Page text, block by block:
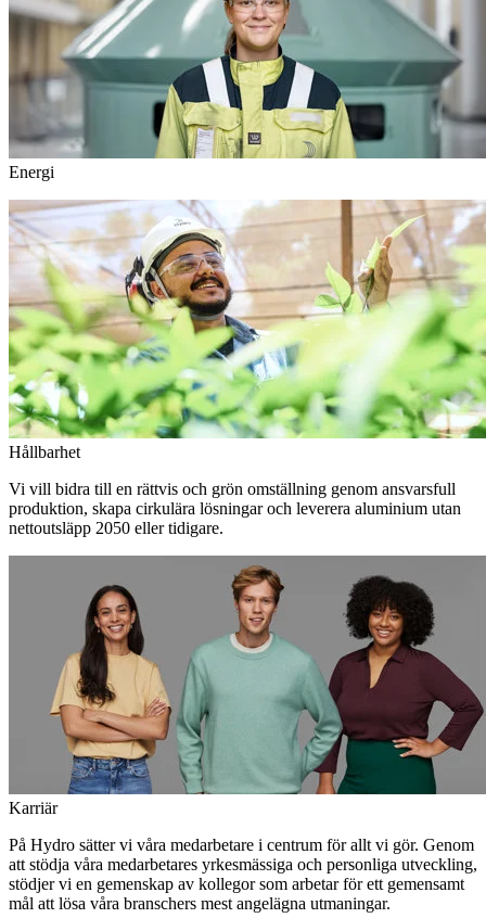
Energi
Hållbarhet
Vi vill bidra till en rättvis och grön omställning genom ansvarsfull
produktion, skapa cirkulära lösningar och leverera aluminium utan
nettoutsläpp 2050 eller tidigare.
Karriär
På Hydro sätter vi våra medarbetare i centrum för allt vi gör. Genom
att stödja våra medarbetares yrkesmässiga och personliga utveckling,
stödjer vi en gemenskap av kollegor som arbetar för ett gemensamt
mål att lösa våra branschers mest angelägna utmaningar.